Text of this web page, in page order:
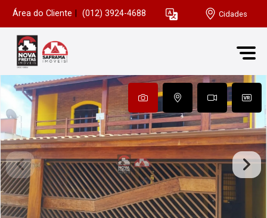
Área do Cliente (012) 3924-4688 Cidades